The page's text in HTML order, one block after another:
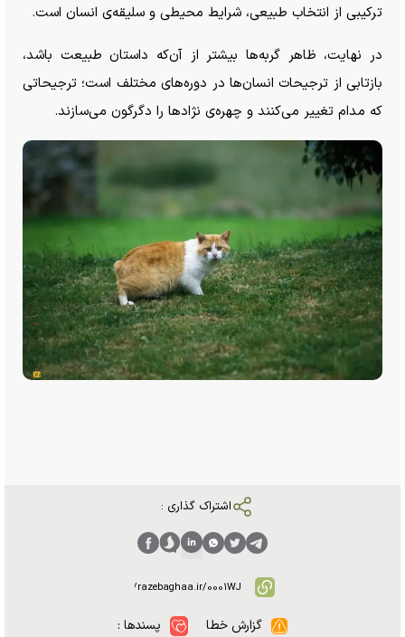
ترکیبی از انتخاب طبیعی، شرایط محیطی و سلیقه‌ی انسان است.
در نهایت، ظاهر گربه‌ها بیشتر از آن‌که داستان طبیعت باشد،
بازتابی از ترجیحات انسان‌ها در دوره‌های مختلف است؛ ترجیحاتی
که مدام تغییر می‌کنند و چهره‌ی نژاد‌ها را دگرگون می‌سازند.
اشتراک گذاری :
گزارش خطا پسندها :